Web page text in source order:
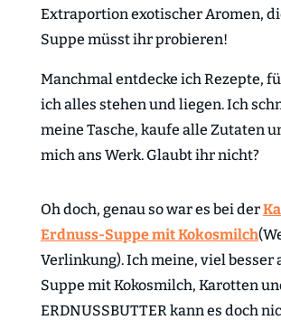
Extraportion exotischer Aromen,
Suppe müsst ihr probieren!
Manchmal entdecke ich Rezepte,
ich alles stehen und liegen. Ich
meine Tasche, kaufe alle Zutaten
mich ans Werk. Glaubt ihr nicht?
Oh doch, genau so war es bei der
Erdnuss-Suppe mit Kokosmilch
Verlinkung). Ich meine, viel besser
Suppe mit Kokosmilch, Karotten
ERDNUSSBUTTER kann es doch